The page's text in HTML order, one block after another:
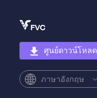
ศูนย์ดาวน์โหลด
ภาษาอังกฤษ